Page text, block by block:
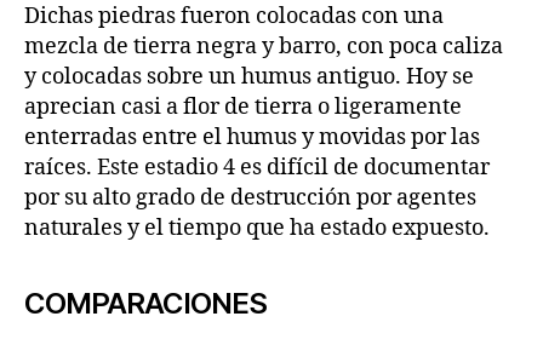
Dichas piedras fueron colocadas con una
mezcla de tierra negra y barro, con poca caliza
y colocadas sobre un humus antiguo. Hoy se
aprecian casi a flor de tierra o ligeramente
enterradas entre el humus y movidas por las
raíces. Este estadio 4 es difícil de documentar
por su alto grado de destrucción por agentes
naturales y el tiempo que ha estado expuesto.
COMPARACIONES